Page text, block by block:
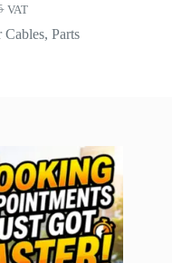
VAT
Cables,Parts